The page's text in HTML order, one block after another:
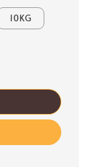
10KG